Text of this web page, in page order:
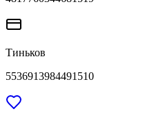
Тиньков
5536913984491510